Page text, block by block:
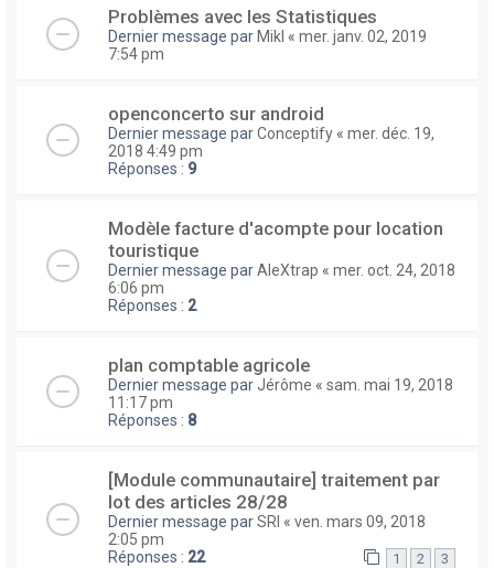
Problèmes avec les Statistiques
Dernier message parMikl « mer. janv. 02, 2019
7:54 pm
openconcerto sur android
Dernier message parConceptify « mer. déc. 19,
2018 4:49 pm
Réponses : 9
Modèle facture d'acompte pour location
touristique
Dernier message parAleXtrap « mer. oct. 24, 2018
6:06 pm
Réponses : 2
plan comptable agricole
Dernier message par Jérôme « sam. mai 19, 2018
11:17 pm
Réponses : 8
[Module communautaire] traitement par
lot des articles 28/28
Dernier message parSRI « ven. mars 09, 2018
2:05 pm
Réponses : 22 1 2 3